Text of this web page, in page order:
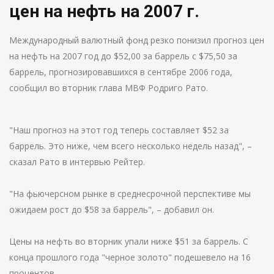
цен на нефть на 2007 г.
Международный валютный фонд резко понизил прогноз цен
на нефть на 2007 год до $52,00 за баррель с $75,50 за
баррель, прогнозировавшихся в сентябре 2006 года,
сообщил во вторник глава МВФ Родриго Рато.
"Наш прогноз на этот год теперь составляет $52 за
баррель. Это ниже, чем всего несколько недель назад", –
сказал Рато в интервью Рейтер.
"На фьючерсном рынке в среднесрочной перспективе мы
ожидаем рост до $58 за баррель", – добавил он.
Цены на нефть во вторник упали ниже $51 за баррель. С
конца прошлого года "черное золото" подешевело на 16